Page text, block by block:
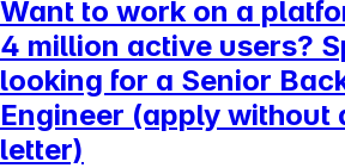
Want to work on a
4 million active users?
looking for a Senior
Engineer (apply without
letter)